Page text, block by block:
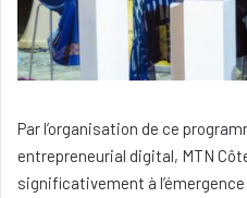
Par l’organisation de ce
entrepreneurial digital, MTN
significativement à